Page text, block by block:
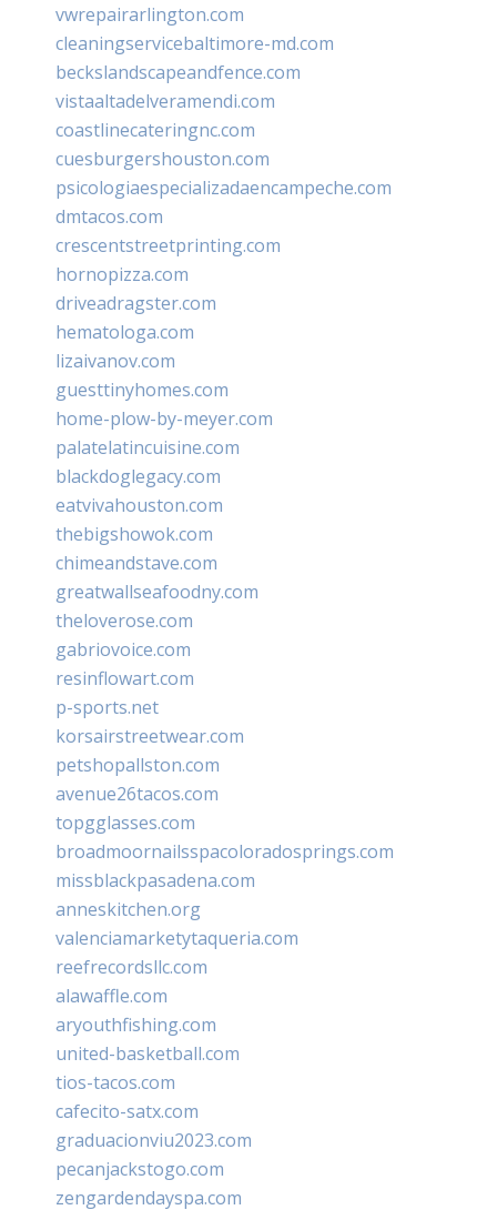
vwrepairarlington.com
cleaningservicebaltimore-md.com
beckslandscapeandfence.com
vistaaltadelveramendi.com
coastlinecateringnc.com
cuesburgershouston.com
psicologiaespecializadaencampeche.com
dmtacos.com
crescentstreetprinting.com
hornopizza.com
driveadragster.com
hematologa.com
lizaivanov.com
guesttinyhomes.com
home-plow-by-meyer.com
palatelatincuisine.com
blackdoglegacy.com
eatvivahouston.com
thebigshowok.com
chimeandstave.com
greatwallseafoodny.com
theloverose.com
gabriovoice.com
resinflowart.com
p-sports.net
korsairstreetwear.com
petshopallston.com
avenue26tacos.com
topgglasses.com
broadmoornailsspacoloradosprings.com
missblackpasadena.com
anneskitchen.org
valenciamarketytaqueria.com
reefrecordsllc.com
alawaffle.com
aryouthfishing.com
united-basketball.com
tios-tacos.com
cafecito-satx.com
graduacionviu2023.com
pecanjackstogo.com
zengardendayspa.com